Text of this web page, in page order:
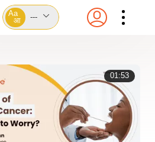
Aa
आ
---
01:53